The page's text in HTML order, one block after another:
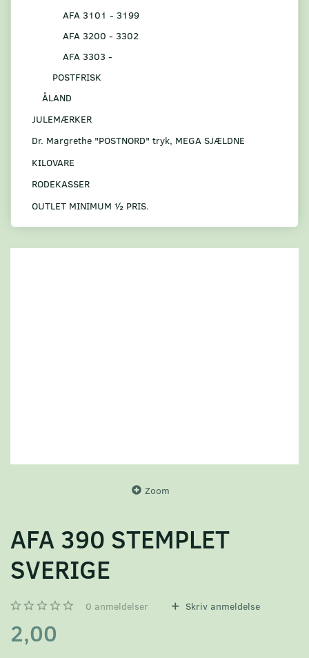
AFA 3101 - 3199
AFA 3200 - 3302
AFA 3303 -
POSTFRISK
ÅLAND
JULEMÆRKER
Dr. Margrethe "POSTNORD" tryk, MEGA SJÆLDNE
KILOVARE
RODEKASSER
OUTLET MINIMUM ½ PRIS.
Zoom
AFA 390 STEMPLET
SVERIGE
0 anmeldelser Skriv anmeldelse
2,00